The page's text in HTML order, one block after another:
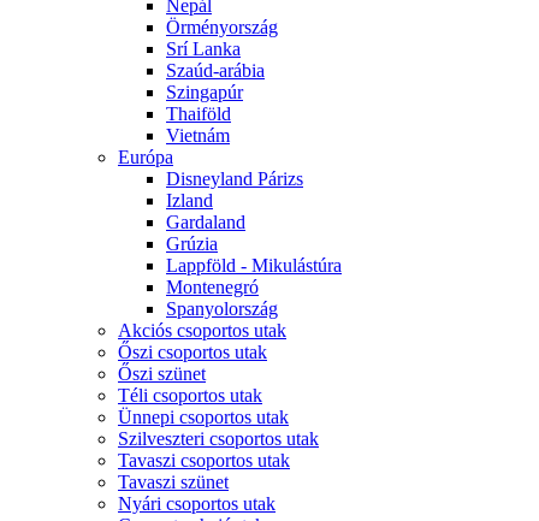
Nepál
Örményország
Srí Lanka
Szaúd-arábia
Szingapúr
Thaiföld
Vietnám
Európa
Disneyland Párizs
Izland
Gardaland
Grúzia
Lappföld - Mikulástúra
Montenegró
Spanyolország
Akciós csoportos utak
Őszi csoportos utak
Őszi szünet
Téli csoportos utak
Ünnepi csoportos utak
Szilveszteri csoportos utak
Tavaszi csoportos utak
Tavaszi szünet
Nyári csoportos utak